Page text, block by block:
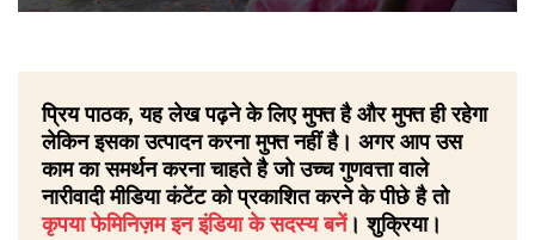
प्रिय पाठक, यह लेख पढ़ने के लिए मुफ्त है और मुफ्त ही रहेगा
लेकिन इसका उत्पादन करना मुफ्त नहीं है। अगर आप उस
काम का समर्थन करना चाहते है जो उच्च गुणवत्ता वाले
नारीवादी मीडिया कंटेंट को प्रकाशित करने के पीछे है तो
कृपया फेमिनिज़म इन इंडिया के सदस्य बनें। शुक्रिया।